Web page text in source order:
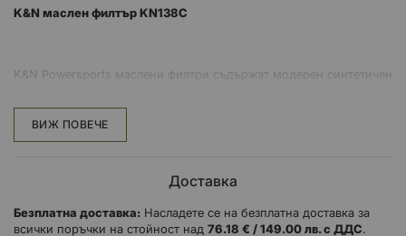
K&N маслен филтър KN138C
K&N Powersports маслени филтри съдържат модерен синтетичен
дебити и
проектиран да отговаря или надвишава спецификациите на
OEM (производител на
ВИЖ ПОВЕЧЕ
Доставка
Безплатна доставка: Насладете се на безплатна доставка за
всички поръчки на стойност над 76.18 € / 149.00 лв. с ДДС.